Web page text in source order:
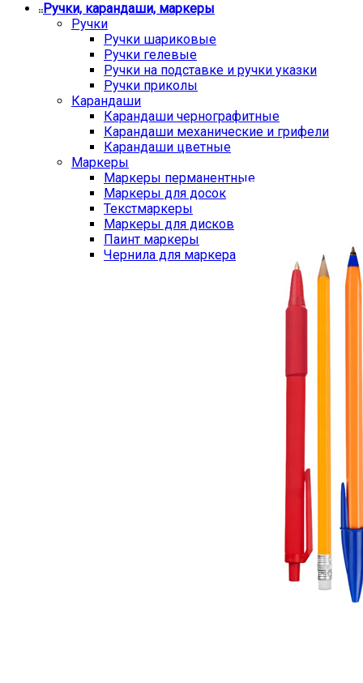
Ручки, карандаши, маркеры
Ручки
Ручки шариковые
Ручки гелевые
Ручки на подставке и ручки указки
Ручки приколы
Карандаши
Карандаши чернографитные
Карандаши механические и грифели
Карандаши цветные
Маркеры
Маркеры перманентные
Маркеры для досок
Текстмаркеры
Маркеры для дисков
Паинт маркеры
Чернила для маркера